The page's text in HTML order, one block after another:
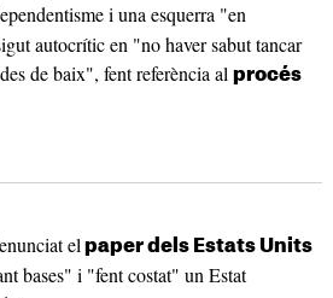
i una esquerra "en
autocrític en "no haver sabut tancar
de baix", fent referència al procés
elpaper dels Estats Units
bases" i "fent costat" un Estat